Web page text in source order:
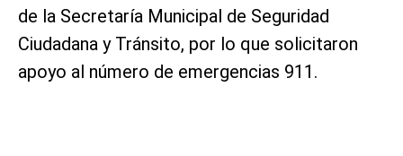
de la Secretaría Municipal de Seguridad
Ciudadana y Tránsito, por lo que solicitaron
apoyo al número de emergencias 911.